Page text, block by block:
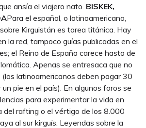
ansía el viajero nato. BISKEK,
Para el español, o latinoamericano,
Kirguistán es tarea titánica. Hay
la red, tampoco guías publicadas en el
el Reino de España carece hasta de
Apenas se entresaca que no
latinoamericanos deben pagar 30
pie en el país). En algunos foros se
para experimentar la vida en
del rafting o el vértigo de los 8.000
al sur kirguís. Leyendas sobre la